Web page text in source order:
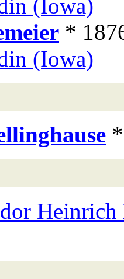
(Iowa)
*
(Iowa)
Heinrich